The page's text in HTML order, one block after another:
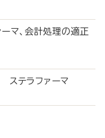
マ、会計処理の適正
ステラファーマ